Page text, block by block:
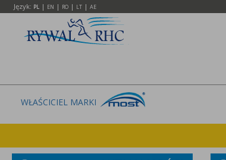
Język: PL | EN | RO | LT | AE
WŁAŚCICIEL MARKI